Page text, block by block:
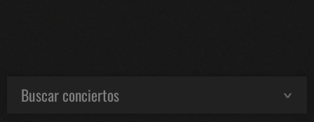
Buscar conciertos